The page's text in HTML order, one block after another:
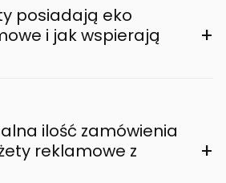
posiadają eko
i jak wspierają
+
ilość zamówienia
reklamowe z
+